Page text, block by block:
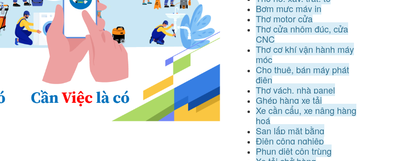
Bơm mực máy in
Thợ motor cửa
Thợ cửa nhôm đúc, cửa
CNC
Thợ cơ khí vận hành máy
móc
Cho thuê, bán máy phát
điện
Thợ vách, nhà panel
Ghép hàng xe tải
Xe cần cẩu, xe nâng hàng
hoá
San lấp mặt bằng
Điện công nghiệp
Phun diệt côn trùng